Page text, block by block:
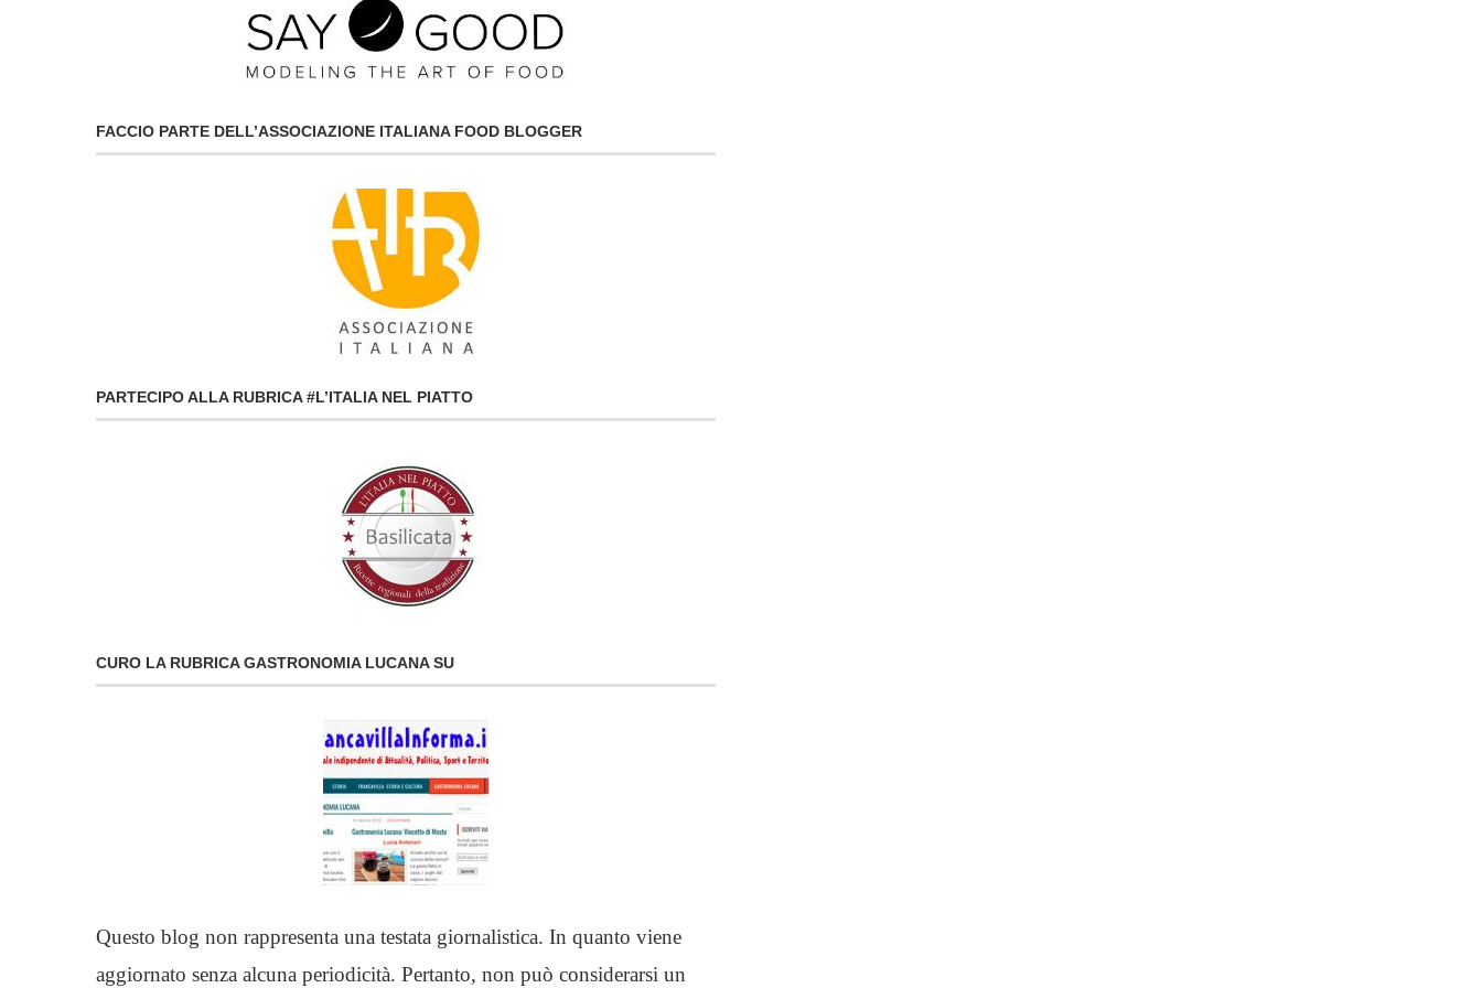
FACCIO PARTE DELL’ASSOCIAZIONE ITALIANA FOOD BLOGGER
PARTECIPO ALLA RUBRICA #L’ITALIA NEL PIATTO
CURO LA RUBRICA GASTRONOMIA LUCANA SU
Questo blog non rappresenta una testata giornalistica. In quanto viene
aggiornato senza alcuna periodicità. Pertanto, non può considerarsi un